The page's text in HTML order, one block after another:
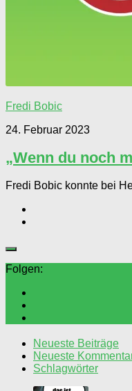
Fredi Bobic
24. Februar 2023
„Wenn du noch
Fredi Bobic konnte bei
Folgen:
Neueste Beiträge
Neueste
Schlagwörter